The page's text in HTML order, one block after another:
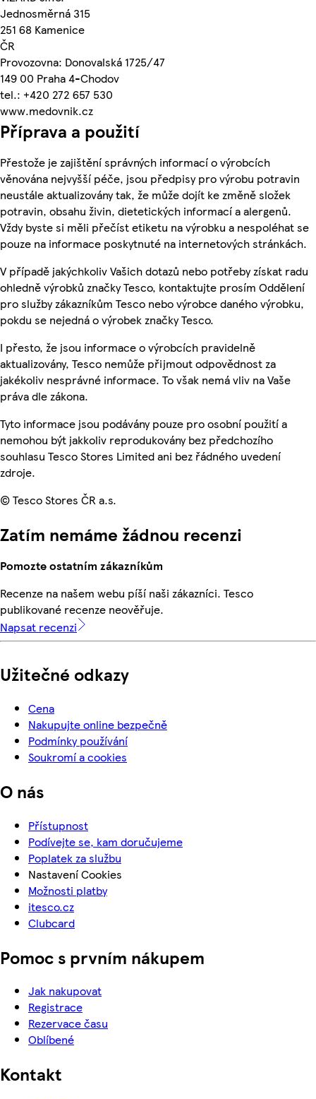
Jednosměrná 315
251 68 Kamenice
ČR
Provozovna: Donovalská 1725/47
149 00 Praha 4-Chodov
tel.: +420 272 657 530
www.medovnik.cz
Příprava a použití
Přestože je zajištění správných informací o výrobcích
věnována nejvyšší péče, jsou předpisy pro výrobu potravin
neustále aktualizovány tak, že může dojít ke změně složek
potravin, obsahu živin, dietetických informací a alergenů.
Vždy byste si měli přečíst etiketu na výrobku a nespoléhat se
pouze na informace poskytnuté na internetových stránkách.
V případě jakýchkoliv Vašich dotazů nebo potřeby získat radu
ohledně výrobků značky Tesco, kontaktujte prosím Oddělení
pro služby zákazníkům Tesco nebo výrobce daného výrobku,
pokdu se nejedná o výrobek značky Tesco.
I přesto, že jsou informace o výrobcích pravidelně
aktualizovány, Tesco nemůže přijmout odpovědnost za
jakékoliv nesprávné informace. To však nemá vliv na Vaše
práva dle zákona.
Tyto informace jsou podávány pouze pro osobní použití a
nemohou být jakkoliv reprodukovány bez předchozího
souhlasu Tesco Stores Limited ani bez řádného uvedení
zdroje.
© Tesco Stores ČR a.s.
Zatím nemáme žádnou recenzi
Pomozte ostatním zákazníkům
Recenze na našem webu píší naši zákazníci. Tesco
publikované recenze neověřuje.
Napsat recenzi
Užitečné odkazy
Cena
Nakupujte online bezpečně
Podmínky používání
Soukromí a cookies
O nás
Přístupnost
Podívejte se, kam doručujeme
Poplatek za službu
Nastavení Cookies
Možnosti platby
itesco.cz
Clubcard
Pomoc s prvním nákupem
Jak nakupovat
Registrace
Rezervace času
Oblíbené
Kontakt